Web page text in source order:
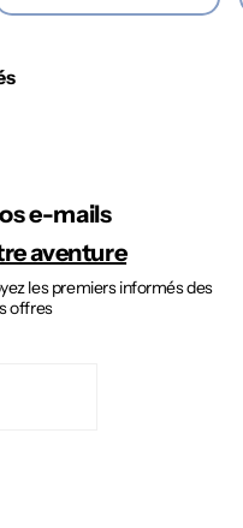
e-mails
aventure
les premiers informés des
offres